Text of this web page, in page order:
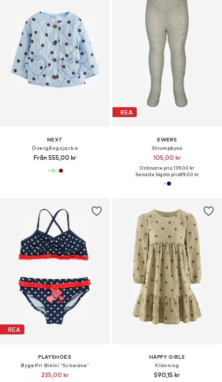
NEXT
Övergångsjacka
Från 555,00 kr
REA
EWERS
Strumpbyxa
105,00 kr
Ordinarie pris: 139,00 kr
Senaste lägsta pris:89,00 kr
REA
PLAYSHOES
Bygelfri Bikini 'Schwäne'
235,00 kr
HAPPY GIRLS
Klänning
590,15 kr